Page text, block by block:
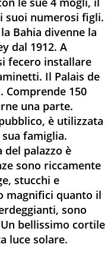
suoi numerosi figli.
Bahia divenne la
dal 1912. A
fecero installare
Il Palais de
Comprende 150
una parte.
è utilizzata
famiglia.
palazzo è
sono riccamente
stucchi e
magnifici quanto il
sono
bellissimo cortile
luce solare.